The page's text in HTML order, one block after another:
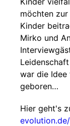
möchten
Kinder
Mirko und
war die
geboren…
Hier geht's
evolution.de/